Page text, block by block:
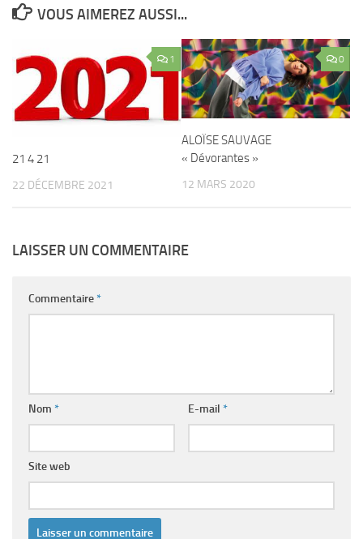
VOUS AIMEREZ AUSSI...
1
21 4 21
22 DÉCEMBRE 2021
0
ALOÏSE SAUVAGE
« Dévorantes »
12 MARS 2020
LAISSER UN COMMENTAIRE
Commentaire*
Nom * E-mail *
Site web